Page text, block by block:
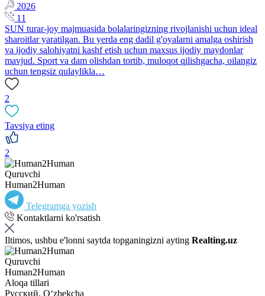
2026
11
SUN turar-joy majmuasida bolalaringizning rivojlanishi uchun ideal
sharoitlar yaratilgan. Bu yerda eng dadil g'oyalarni amalga oshirish
va ijodiy salohiyatni kashf etish uchun maxsus ijodiy maydonlar
mavjud. Sport va dam olishdan tortib, muloqot qilishgacha, oilangiz
uchun tengsiz qulaylikla…
2
Tavsiya eting
2
Quruvchi
Human2Human
Telegramga yozish
Kontaktlarni ko'rsatish
Iltimos, ushbu e'lonni saytda topganingizni ayting Realting.uz
Quruvchi
Human2Human
Aloqa tillari
Русский, Oʻzbekcha